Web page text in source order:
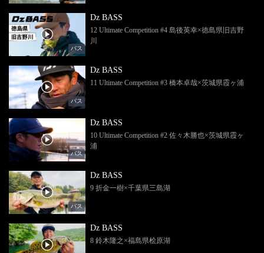
バス
Dz BASS
12 Ultimate Competition #4 島後英幸×徳島県旧吉野
川
バス
Dz BASS
11 Ultimate Competition #3 橋本卓哉×茨城県霞ヶ浦
バス
Dz BASS
10 Ultimate Competition #2 佐々木勝也×茨城県霞ヶ
浦
バス
Dz BASS
9 折金一樹×千葉県三島湖
Dz BASS
8 鈴木隆之×福島県桧原湖